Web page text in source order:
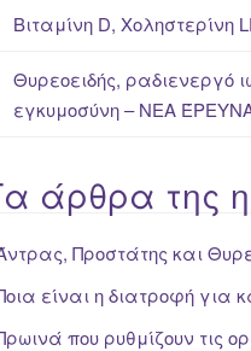
Βιταμίνη D, Χοληστερίνη
Θυρεοειδής, ραδιενεργό
εγκυμοσύνη – ΝΕΑ
άρθρα της
Προστάτης και
είναι η διατροφή για
που ρυθμίζουν τις